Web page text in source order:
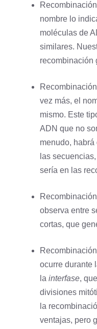
nombre lo
moléculas de
similares.
recombinación
vez más, el
mismo. Este
ADN que no
menudo,
las
sería en las
observa entre
cortas, que
ocurre durante
la interfase,
divisiones
la
ventajas, pero